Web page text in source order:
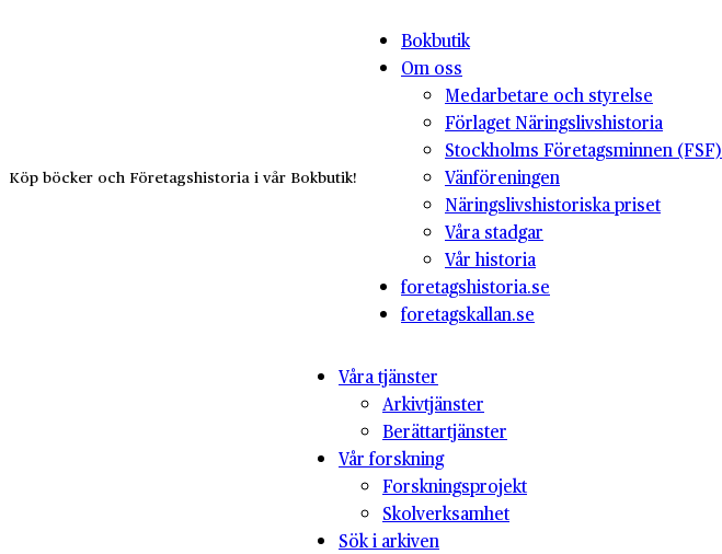
Köp böcker och Företagshistoria i vår Bokbutik!
Bokbutik
Om oss
Medarbetare och styrelse
Förlaget Näringslivshistoria
Stockholms Företagsminnen (FSF)
Vänföreningen
Näringslivshistoriska priset
Våra stadgar
Vår historia
foretagshistoria.se
foretagskallan.se
Våra tjänster
Arkivtjänster
Berättartjänster
Vår forskning
Forskningsprojekt
Skolverksamhet
Sök i arkiven